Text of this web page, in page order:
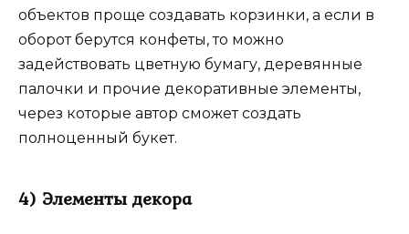
объектов проще создавать корзинки, а если в
оборот берутся конфеты, то можно
задействовать цветную бумагу, деревянные
палочки и прочие декоративные элементы,
через которые автор сможет создать
полноценный букет.
4) Элементы декора